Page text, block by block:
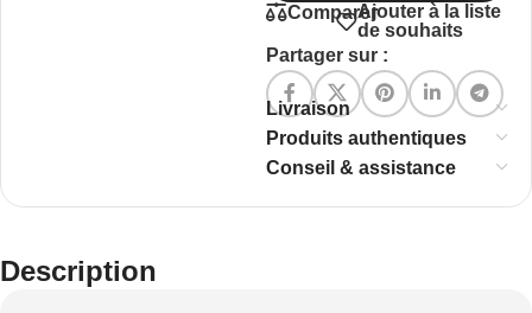
ComparerAjouter à la liste
de souhaits
Partager sur :
Livraison
Produits authentiques
Conseil & assistance
Description